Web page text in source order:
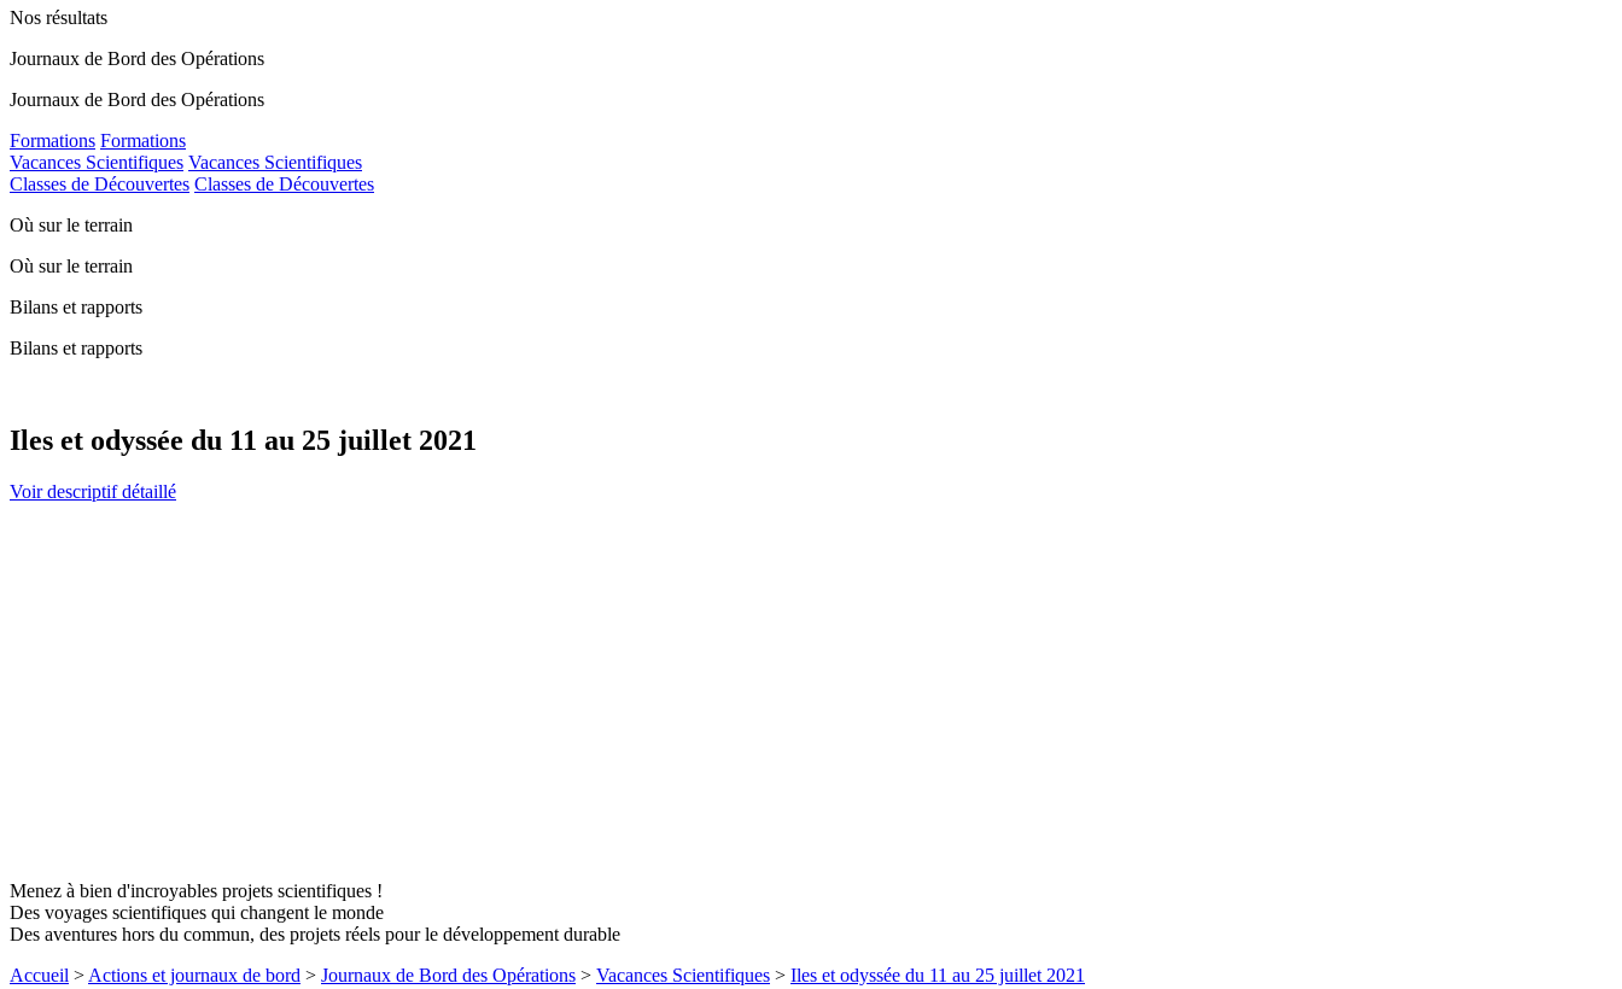
Nos résultats
Journaux de Bord des Opérations
Journaux de Bord des Opérations
Formations Formations
Vacances Scientifiques Vacances Scientifiques
Classes de Découvertes Classes de Découvertes
Où sur le terrain
Où sur le terrain
Bilans et rapports
Bilans et rapports
Iles et odyssée du 11 au 25 juillet 2021
Voir descriptif détaillé
Menez à bien d'incroyables projets scientifiques !
Des voyages scientifiques qui changent le monde
Des aventures hors du commun, des projets réels pour le développement durable
Accueil > Actions et journaux de bord > Journaux de Bord des Opérations > Vacances Scientifiques > Iles et odyssée du 11 au 25 juillet 2021